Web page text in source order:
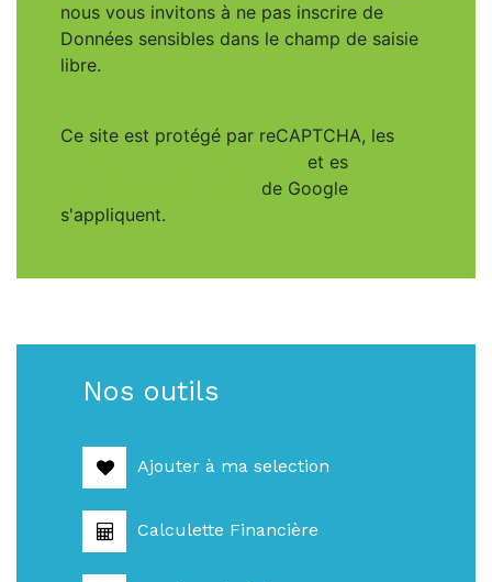
nous vous invitons à ne pas inscrire de
Données sensibles dans le champ de saisie
libre.
Ce site est protégé par reCAPTCHA, les
et es
de Google
s'appliquent.
Nos outils
Ajouter à ma selection
Calculette Financière